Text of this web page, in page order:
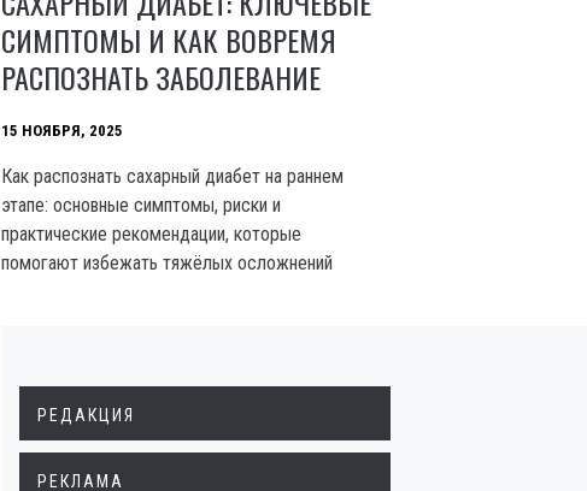
СИМПТОМЫ И КАК ВОВРЕМЯ
РАСПОЗНАТЬ ЗАБОЛЕВАНИЕ
15 НОЯБРЯ, 2025
Как распознать сахарный диабет на раннем
этапе: основные симптомы, риски и
практические рекомендации, которые
помогают избежать тяжёлых осложнений
РЕДАКЦИЯ
РЕКЛАМА